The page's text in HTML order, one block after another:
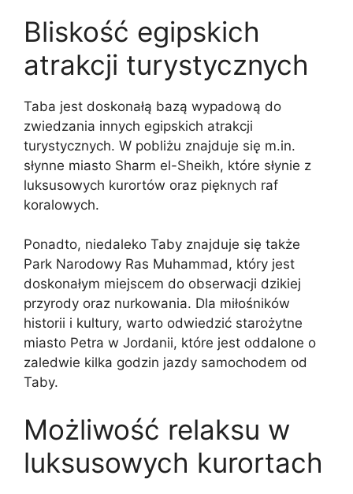
Bliskość egipskich
atrakcji turystycznych
Taba jest doskonałą bazą wypadową do
zwiedzania innych egipskich atrakcji
turystycznych. W pobliżu znajduje się m.in.
słynne miasto Sharm el-Sheikh, które słynie z
luksusowych kurortów oraz pięknych raf
koralowych.
Ponadto, niedaleko Taby znajduje się także
Park Narodowy Ras Muhammad, który jest
doskonałym miejscem do obserwacji dzikiej
przyrody oraz nurkowania. Dla miłośników
historii i kultury, warto odwiedzić starożytne
miasto Petra w Jordanii, które jest oddalone o
zaledwie kilka godzin jazdy samochodem od
Taby.
Możliwość relaksu w
luksusowych kurortach